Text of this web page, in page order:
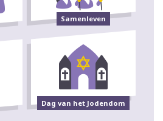
Samenleven
Dag van het Jodendom